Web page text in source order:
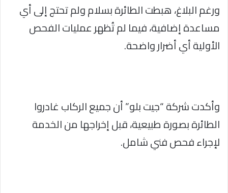
ورغم البلاغ، هبطت الطائرة بسلام ولم تحتج إلى أي
مساعدة إضافية، فيما لم تُظهر عمليات الفحص
الأولية أي أضرار واضحة.
وأكدت شركة “جيت بلو” أن جميع الركاب غادروا
الطائرة بصورة طبيعية، قبل إخراجها من الخدمة
لإجراء فحص فني شامل.